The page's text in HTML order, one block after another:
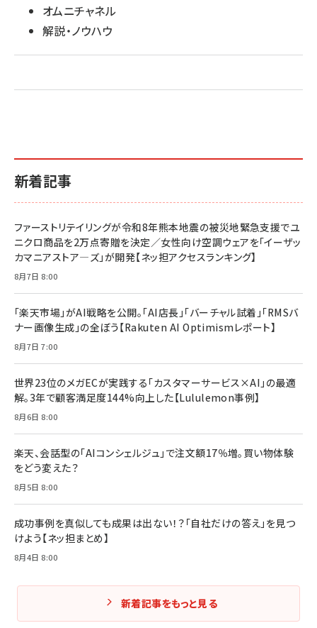
オムニチャネル
解説・ノウハウ
新着記事
ファーストリテイリングが令和8年熊本地震の被災地緊急支援でユ
ニクロ商品を2万点寄贈を決定／女性向け空調ウェアを「イーザッ
カマニアストア―ズ」が開発【ネッ担アクセスランキング】
8月7日 8:00
「楽天市場」がAI戦略を公開。「AI店長」「バーチャル試着」「RMSバ
ナー画像生成」の全ぼう【Rakuten AI Optimismレポート】
8月7日 7:00
世界23位のメガECが実践する「カスタマーサービス×AI」の最適
解。3年で顧客満足度144%向上した【Lululemon事例】
8月6日 8:00
楽天、会話型の「AIコンシェルジュ」で注文額17％増。買い物体験
をどう変えた？
8月5日 8:00
成功事例を真似しても成果は出ない！？「自社だけの答え」を見つ
けよう【ネッ担まとめ】
8月4日 8:00
新着記事をもっと見る